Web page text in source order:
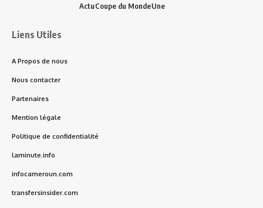
ActuCoupe du MondeUne
Liens Utiles
A Propos de nous
Nous contacter
Partenaires
Mention légale
Politique de confidentialité
laminute.info
infocameroun.com
transfersinsider.com